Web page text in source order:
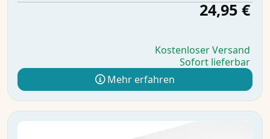
24,95 €
Kostenloser Versand
Sofort lieferbar
Mehr erfahren